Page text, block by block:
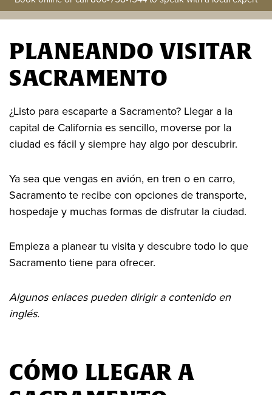
PLANEANDO VISITAR
SACRAMENTO
¿Listo para escaparte a Sacramento? Llegar a la
capital de California es sencillo, moverse por la
ciudad es fácil y siempre hay algo por descubrir.
Ya sea que vengas en avión, en tren o en carro,
Sacramento te recibe con opciones de transporte,
hospedaje y muchas formas de disfrutar la ciudad.
Empieza a planear tu visita y descubre todo lo que
Sacramento tiene para ofrecer.
Algunos enlaces pueden dirigir a contenido en
inglés.
CÓMO LLEGAR A